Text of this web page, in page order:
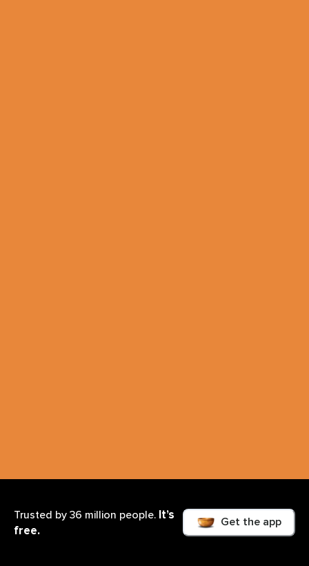
Trusted by 36 million people. It’s
free.
Get the app